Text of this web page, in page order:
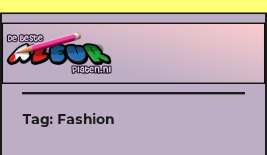
De Beste Kleurplaten
Tag: Fashion